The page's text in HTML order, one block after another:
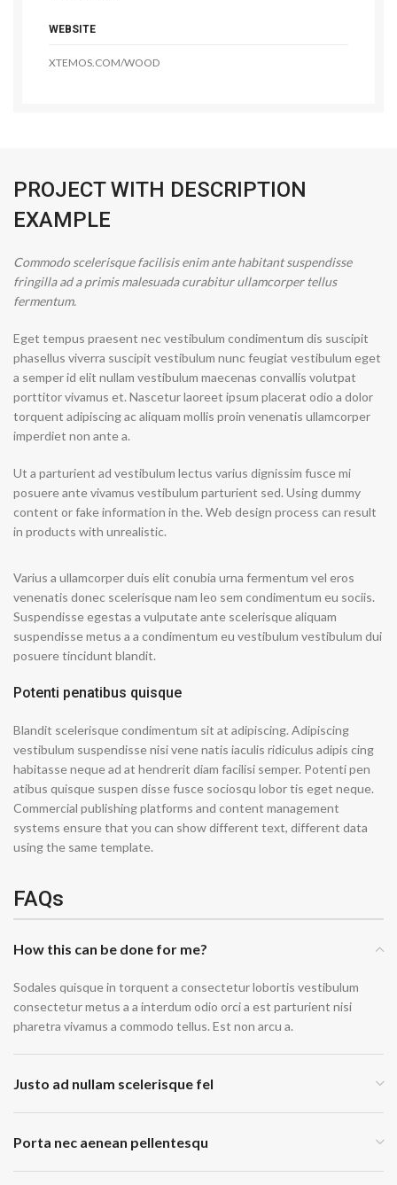
WEBSITE
XTEMOS.COM/WOOD
PROJECT WITH DESCRIPTION
EXAMPLE
Commodo scelerisque facilisis enim ante habitant suspendisse
fringilla ad a primis malesuada curabitur ullamcorper tellus
fermentum.
Eget tempus praesent nec vestibulum condimentum dis suscipit
phasellus viverra suscipit vestibulum nunc feugiat vestibulum eget
a semper id elit nullam vestibulum maecenas convallis volutpat
porttitor vivamus et. Nascetur laoreet ipsum placerat odio a dolor
torquent adipiscing ac aliquam mollis proin venenatis ullamcorper
imperdiet non ante a.
Ut a parturient ad vestibulum lectus varius dignissim fusce mi
posuere ante vivamus vestibulum parturient sed. Using dummy
content or fake information in the. Web design process can result
in products with unrealistic.
Varius a ullamcorper duis elit conubia urna fermentum vel eros
venenatis donec scelerisque nam leo sem condimentum eu sociis.
Suspendisse egestas a vulputate ante scelerisque aliquam
suspendisse metus a a condimentum eu vestibulum vestibulum dui
posuere tincidunt blandit.
Potenti penatibus quisque
Blandit scelerisque condimentum sit at adipiscing. Adipiscing
vestibulum suspendisse nisi vene natis iaculis ridiculus adipis cing
habitasse neque ad at hendrerit diam facilisi semper. Potenti pen
atibus quisque suspen disse fusce sociosqu lobor tis eget neque.
Commercial publishing platforms and content management
systems ensure that you can show different text, different data
using the same template.
FAQs
How this can be done for me?
Sodales quisque in torquent a consectetur lobortis vestibulum
consectetur metus a a interdum odio orci a est parturient nisi
pharetra vivamus a commodo tellus. Est non arcu a.
Justo ad nullam scelerisque fel
Porta nec aenean pellentesqu